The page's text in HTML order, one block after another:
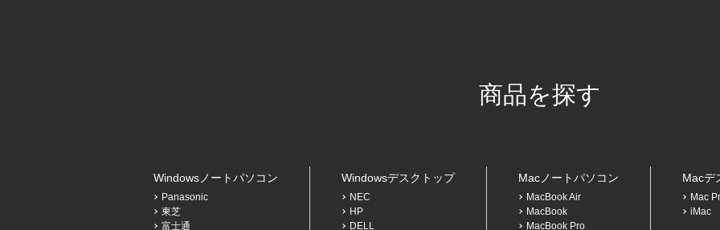
商品を探す
Windowsノートパソコン
Panasonic
東芝
富士通
Windowsデスクトップ
NEC
HP
DELL
Macノートパソコン
MacBook Air
MacBook
MacBook Pro
Macデ
Mac
iMac